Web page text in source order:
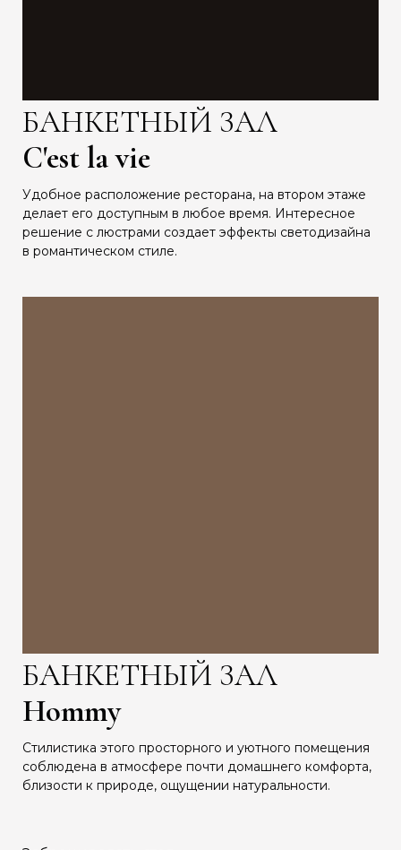
БАНКЕТНЫЙ ЗАЛ
C'est la vie
Удобное расположение ресторана, на втором этаже
делает его доступным в любое время. Интересное
решение с люстрами создает эффекты светодизайна
в романтическом стиле.
БАНКЕТНЫЙ ЗАЛ
Hommy
Стилистика этого просторного и уютного помещения
соблюдена в атмосфере почти домашнего комфорта,
близости к природе, ощущении натуральности.